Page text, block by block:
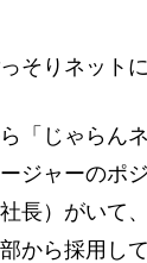
そりネットに
「じゃらん
ジャーのポ
長）がいて
から採用し